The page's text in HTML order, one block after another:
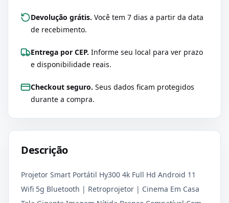
Devolução grátis. Você tem 7 dias a partir da data
de recebimento.
Entrega por CEP. Informe seu local para ver prazo
e disponibilidade reais.
Checkout seguro. Seus dados ficam protegidos
durante a compra.
Descrição
Projetor Smart Portátil Hy300 4k Full Hd Android 11
Wifi 5g Bluetooth | Retroprojetor | Cinema Em Casa